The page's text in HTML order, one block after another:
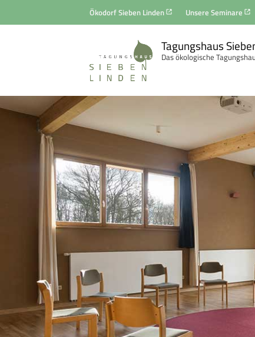
Inhalt
Ökodorf Sieben Linden Unsere Seminare
Tagungshaus
Das ökologische